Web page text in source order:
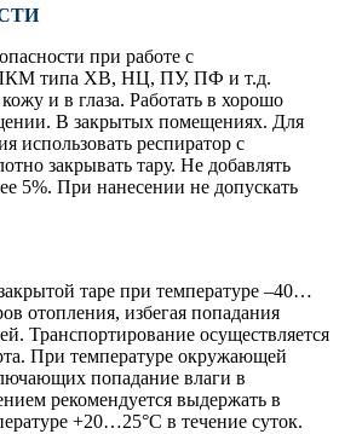
при работе с
ЛКМ типа ХВ, НЦ, ПУ, ПФ и т.д.
и в глаза. Работать в хорошо
В закрытых помещениях. Для
использовать респиратор с
закрывать тару. Не добавлять
5%. При нанесении не допускать
таре при температуре –40…
отопления, избегая попадания
Транспортирование осуществляется
При температуре окружающей
попадание влаги в
рекомендуется выдержать в
+20…25°С в течение суток.